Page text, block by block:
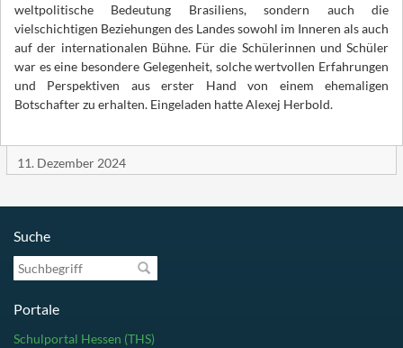
weltpolitische Bedeutung Brasiliens, sondern auch die
vielschichtigen Beziehungen des Landes sowohl im Inneren als auch
auf der internationalen Bühne. Für die Schülerinnen und Schüler
war es eine besondere Gelegenheit, solche wertvollen Erfahrungen
und Perspektiven aus erster Hand von einem ehemaligen
Botschafter zu erhalten. Eingeladen hatte Alexej Herbold.
11. Dezember 2024
Suche
Suchbegriff
Portale
Schulportal Hessen (THS)